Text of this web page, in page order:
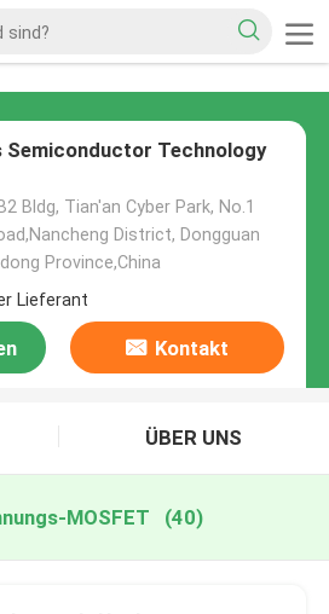
Semiconductor Technology
Bldg, Tian'an Cyber Park, No.1
District, Dongguan
Province,China
Lieferant
Kontakt
ÜBER UNS
MOSFET (40)